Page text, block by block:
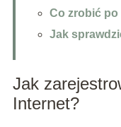
Co zrobić
Jak
Jak
Internet?